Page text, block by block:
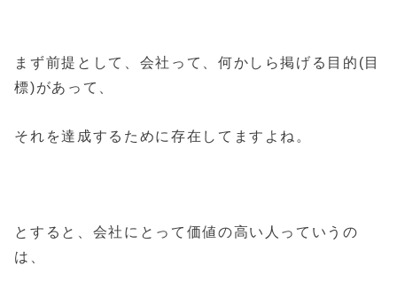
まず前提として、会社って、何かしら掲げる目的(目
標)があって、
それを達成するために存在してますよね。
とすると、会社にとって価値の高い人っていうの
は、